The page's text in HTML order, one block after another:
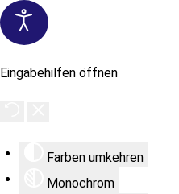
Eingabehilfen öffnen
Farben umkehren
Monochrom